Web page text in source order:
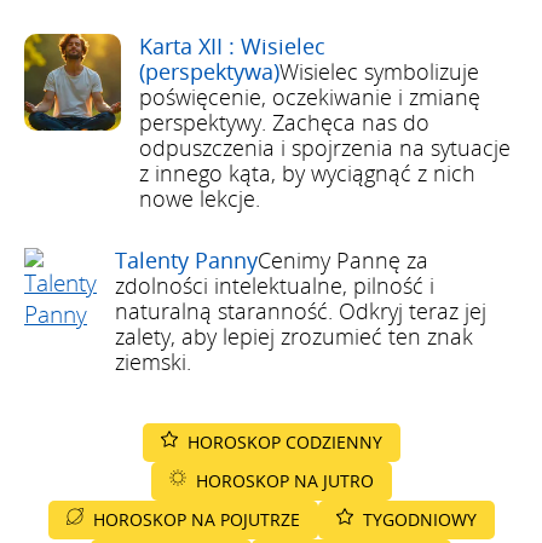
Karta XII : Wisielec
(perspektywa)Wisielec symbolizuje
poświęcenie, oczekiwanie i zmianę
perspektywy. Zachęca nas do
odpuszczenia i spojrzenia na sytuacje
z innego kąta, by wyciągnąć z nich
nowe lekcje.
Talenty PannyCenimy Pannę za
zdolności intelektualne, pilność i
naturalną staranność. Odkryj teraz jej
zalety, aby lepiej zrozumieć ten znak
ziemski.
HOROSKOP CODZIENNY
HOROSKOP NA JUTRO
HOROSKOP NA POJUTRZE
TYGODNIOWY